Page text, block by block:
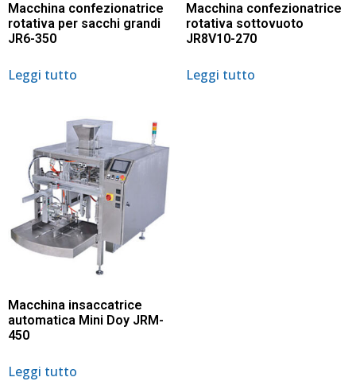
Macchina confezionatrice
rotativa per sacchi grandi
JR6-350
Leggi tutto
Macchina confezionatrice
rotativa sottovuoto
JR8V10-270
Leggi tutto
Macchina insaccatrice
automatica Mini Doy JRM-
450
Leggi tutto